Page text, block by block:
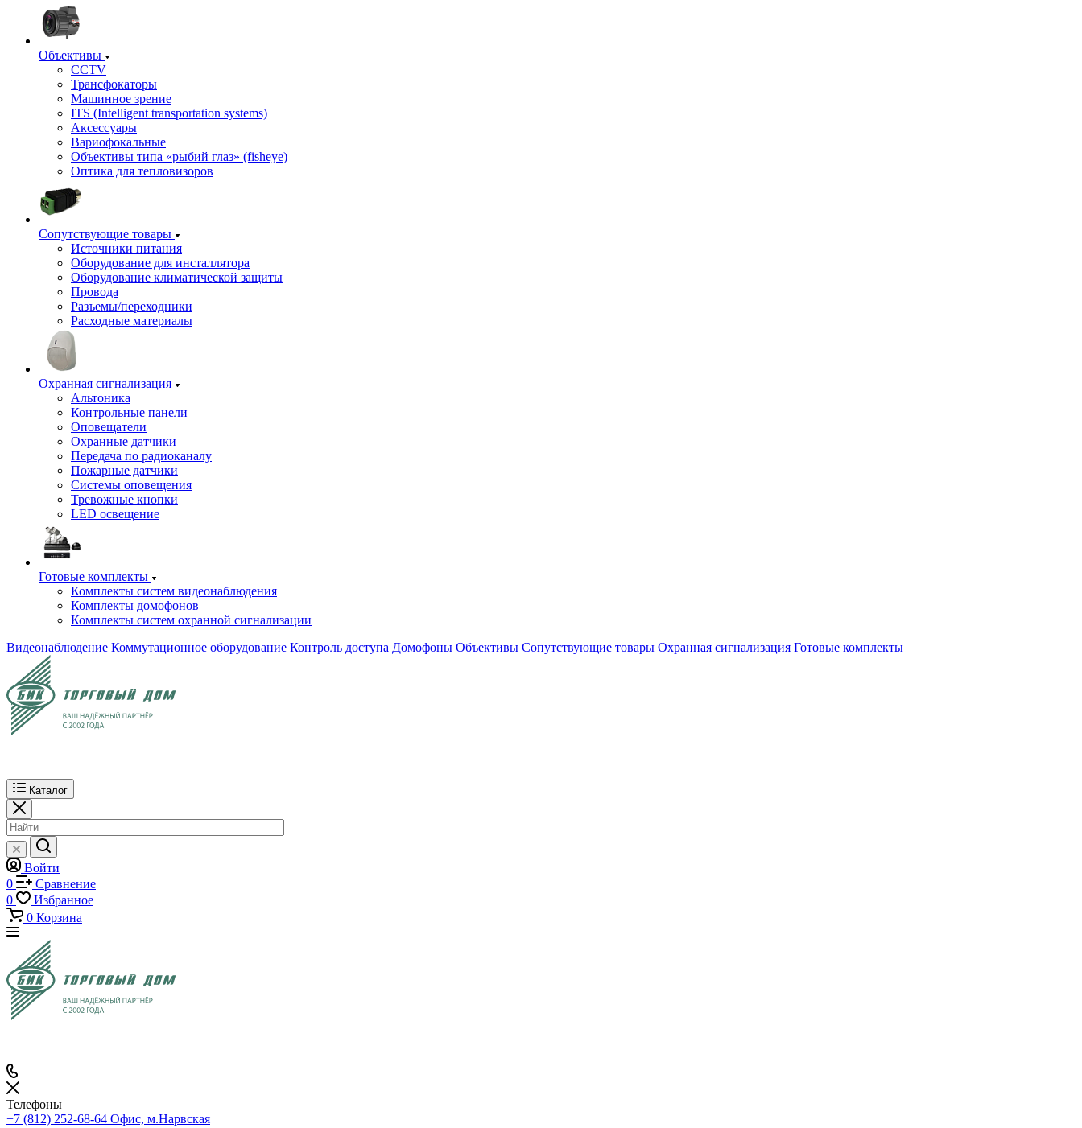
Объективы
CCTV
Трансфокаторы
Машинное зрение
ITS (Intelligent transportation systems)
Аксессуары
Вариофокальные
Объективы типа «рыбий глаз» (fisheye)
Оптика для тепловизоров
Сопутствующие товары
Источники питания
Оборудование для инсталлятора
Оборудование климатической защиты
Провода
Разъемы/переходники
Расходные материалы
Охранная сигнализация
Альтоника
Контрольные панели
Оповещатели
Охранные датчики
Передача по радиоканалу
Пожарные датчики
Системы оповещения
Тревожные кнопки
LED освещение
Готовые комплекты
Комплекты систем видеонаблюдения
Комплекты домофонов
Комплекты систем охранной сигнализации
Видеонаблюдение Коммутационное оборудование Контроль доступа Домофоны Объективы Сопутствующие товары Охранная сигнализация Готовые комплекты
Каталог
Войти
0
Сравнение
0
Избранное
0 Корзина
Телефоны
+7 (812) 252-68-64 Офис, м.Нарвская